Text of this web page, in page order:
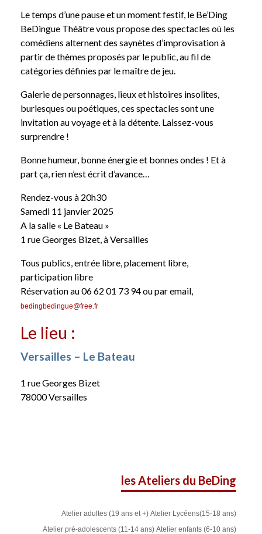
Le temps d’une pause et un moment festif, le Be’Ding
BeDingue Théâtre vous propose des spectacles où les
comédiens alternent des saynètes d’improvisation à
partir de thèmes proposés par le public, au fil de
catégories définies par le maître de jeu.
Galerie de personnages, lieux et histoires insolites,
burlesques ou poétiques, ces spectacles sont une
invitation au voyage et à la détente. Laissez-vous
surprendre !
Bonne humeur, bonne énergie et bonnes ondes ! Et à
part ça, rien n’est écrit d’avance…
Rendez-vous à 20h30
Samedi 11 janvier 2025
A la salle « Le Bateau »
1 rue Georges Bizet, à Versailles
Tous publics, entrée libre, placement libre,
participation libre
Réservation au 06 62 01 73 94 ou par email,
bedingbedingue@free.fr
Le lieu :
Versailles – Le Bateau
1 rue Georges Bizet
78000 Versailles
les Ateliers du BeDing
Atelier adultes (19 ans et +) Atelier Lycéens(15-18 ans)
Atelier pré-adolescents (11-14 ans) Atelier enfants (6-10 ans)